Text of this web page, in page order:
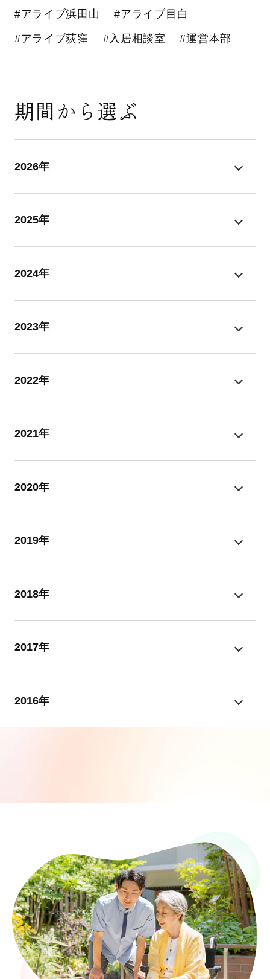
#アライブ浜田山 #アライブ目白
#アライブ荻窪 #入居相談室 #運営本部
期間から選ぶ
2026年
2025年
2024年
2023年
2022年
2021年
2020年
2019年
2018年
2017年
2016年